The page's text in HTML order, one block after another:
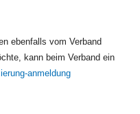
ebenfalls vom Verband
kann beim Verband ein
anmeldung